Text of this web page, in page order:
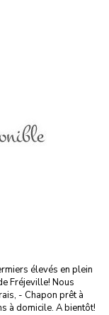
élevés en plein
Fréjeville! Nous
- Chapon prêt à
à domicile. A bientôt!